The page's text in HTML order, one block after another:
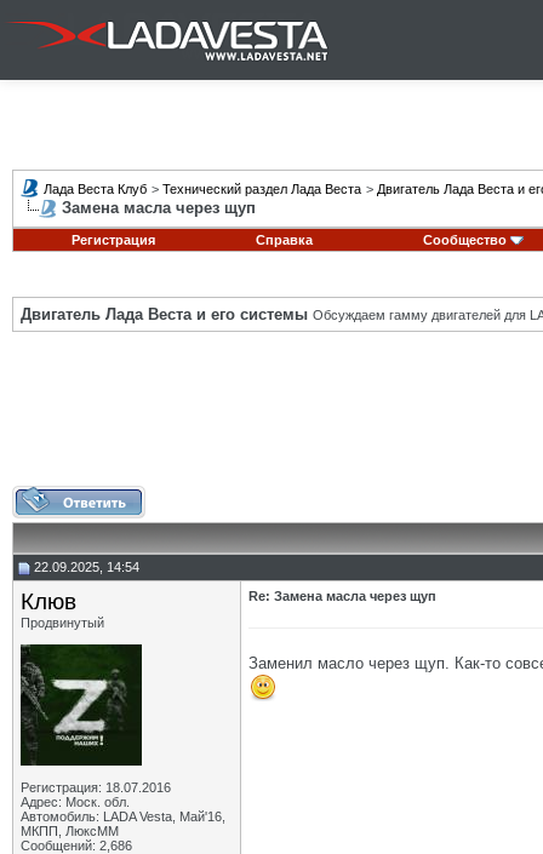
Лада Веста Клуб > Технический раздел Лада Веста > Двигатель Лада Веста и
Замена масла через щуп
Регистрация Справка Сообщество
Двигатель Лада Веста и его системы Обсуждаем гамму двигателей для
22.09.2025, 14:54
Клюв
Продвинутый
Регистрация: 18.07.2016
Адрес: Моск. обл.
Автомобиль: LADA Vesta, Май'16,
МКПП, ЛюксММ
Сообщений: 2,686
Re: Замена масла через щуп
Заменил масло через щуп. Как-то